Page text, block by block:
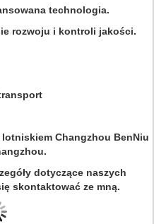
technologia.
rozwoju i kontroli jakości.
Changzhou BenNiu
dotyczące naszych
skontaktować ze mną.